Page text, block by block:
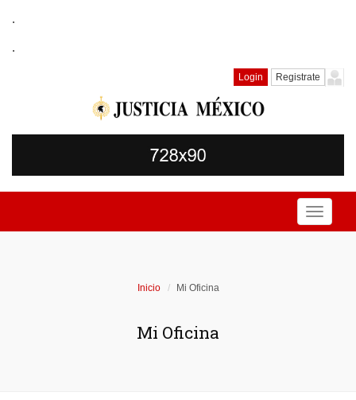
.
.
Login Registrate
Toggle
Inicio Mi Oficina
Mi Oficina